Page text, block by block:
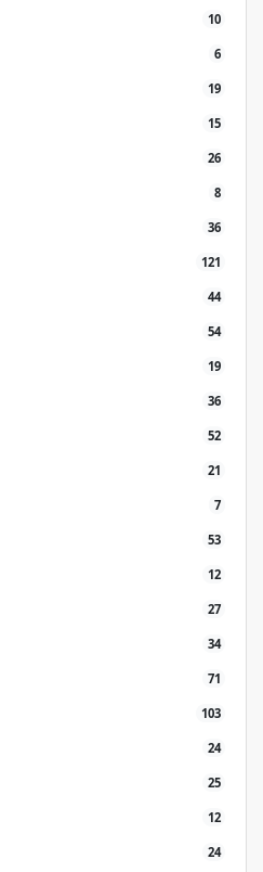
10
6
19
15
26
8
36
121
44
54
19
36
52
21
7
53
12
27
34
71
103
24
25
12
24